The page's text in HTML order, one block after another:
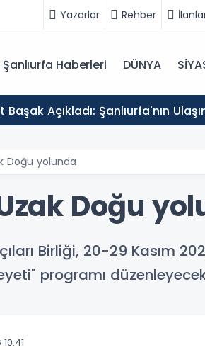
Yazarlar Rehber
Şanlıurfa Haberleri DÜNYA
Başak Açıkladı: Şanlıurfa'nın
Doğu yolunda
Doğu
Birliği, 20-29 Kasım
programı